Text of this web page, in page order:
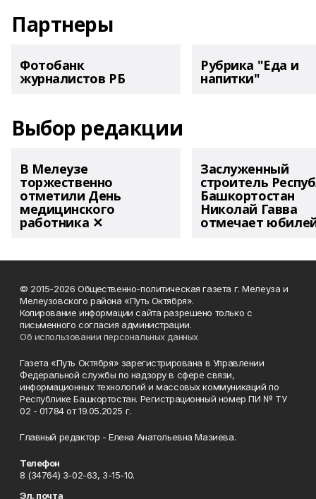
Партнеры
Фотобанк
журналистов РБ
Рубрика "Еда и
напитки"
Выбор редакции
В Мелеузе
торжественно
отметили День
медицинского
работника ✕
Заслуженный
строитель
Башкортостан
Николай Гавва
отмечает
© 2015-2026 Общественно-политическая газета г. Мелеуза и
Мелеузовского района «Путь Октября».
Копирование информации сайта разрешено только с
письменного согласия администрации.
Об использовании персональных данных
Газета «Путь Октября» зарегистрирована в Управлении
Федеральной службы по надзору в сфере связи,
информационных технологий и массовых коммуникаций по
Республике Башкортостан. Регистрационный номер ПИ № ТУ
02 - 01784 от 19.05.2025 г.
Главный редактор - Елена Анатольевна Мазиева.
Телефон
8 (34764) 3-02-63, 3-15-10.
Эл. почта